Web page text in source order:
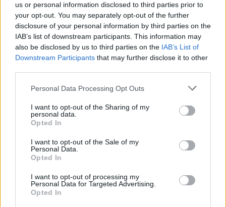
us or personal information disclosed to third parties prior to
your opt-out. You may separately opt-out of the further
disclosure of your personal information by third parties on the
IAB’s list of downstream participants. This information may
also be disclosed by us to third parties on the IAB’s List of
Downstream Participants that may further disclose it to other
Please note that this website/app uses one or more Google
not limited to your visit or usage behaviour. You may click to
grant or deny consent to Google and its third-party tags to
use your data for below specified purposes in below Google
consent section.
Personal Data Processing Opt Outs
I want to opt-out of the Sharing of my
personal data.
Opted In
I want to opt-out of the Sale of my
Personal Data.
Opted In
I want to opt-out of processing my
Personal Data for Targeted Advertising.
Opted In
Ήταν μια χρονιά (αν και δεν έχει τελειώσει ακόμα...) όπως καμία άλλη. Όταν
ξεκίνησε...
Galleries
Εικονικές διακοπές: απίθανες φωτογραφίες από μια ασυνήθιστη
χρονιά για ταξίδια
Αυτή η χρονιά δε μοιάζει με καμιά άλλη. Στο ξεκίνημα του 2020, οι
ταξιδιώτες...